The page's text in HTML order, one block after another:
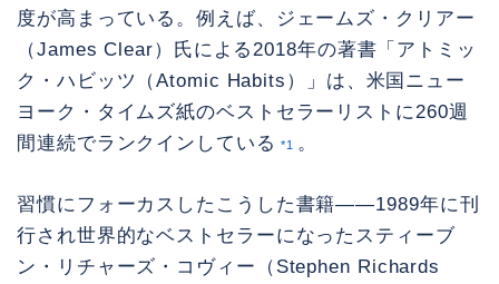
度が高まっている。例えば、ジェームズ・クリアー
（James Clear）氏による2018年の著書「アトミッ
ク・ハビッツ（Atomic Habits）」は、米国ニュー
ヨーク・タイムズ紙のベストセラーリストに260週
間連続でランクインしている *1 。
習慣にフォーカスしたこうした書籍——1989年に刊
行され世界的なベストセラーになったスティーブ
ン・リチャーズ・コヴィー（Stephen Richards